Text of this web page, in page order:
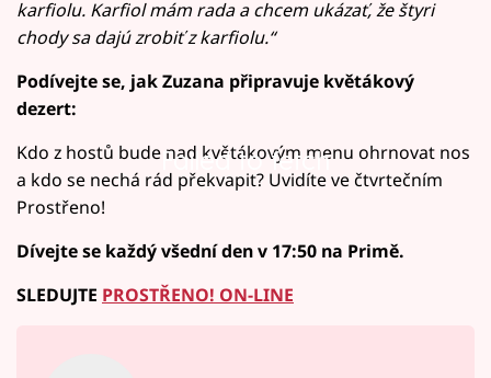
karfiolu. Karfiol mám rada a chcem ukázať, že štyri
chody sa dajú zrobiť z karfiolu.“
Podívejte se, jak Zuzana připravuje květákový
dezert:
Failed to fetch
Kdo z hostů bude nad květákovým menu ohrnovat nos
a kdo se nechá rád překvapit? Uvidíte ve čtvrtečním
Prostřeno!
Dívejte se každý všední den v 17:50 na Primě.
SLEDUJTE PROSTŘENO! ON-LINE